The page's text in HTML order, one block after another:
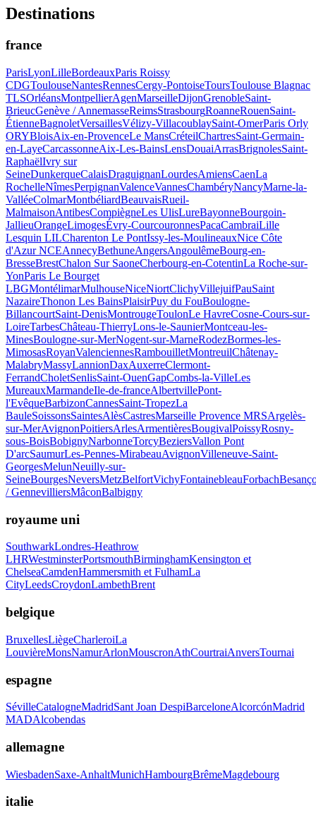
Destinations
france
ParisLyonLilleBordeauxParis Roissy
CDGToulouseNantesRennesCergy-PontoiseToursToulouse Blagnac
TLSOrléansMontpellierAgenMarseilleDijonGrenobleSaint-
BrieucGenève / AnnemasseReimsStrasbourgRoanneRouenSaint-
ÉtienneBagnoletVersaillesVélizy-VillacoublaySaint-OmerParis Orly
ORYBloisAix-en-ProvenceLe MansCréteilChartresSaint-Germain-
en-LayeCarcassonneAix-Les-BainsLensDouaiArrasBrignolesSaint-
RaphaëlIvry sur
SeineDunkerqueCalaisDraguignanLourdesAmiensCaenLa
RochelleNîmesPerpignanValenceVannesChambéryNancyMarne-la-
ValléeColmarMontbéliardBeauvaisRueil-
MalmaisonAntibesCompiègneLes UlisLureBayonneBourgoin-
JallieuOrangeLimogesÉvry-CourcouronnesPacaCambraiLille
Lesquin LILCharenton Le PontIssy-les-MoulineauxNice Côte
d'Azur NCEAnnecyBethuneAngersAngoulêmeBourg-en-
BresseBrestChalon Sur SaoneCherbourg-en-CotentinLa Roche-sur-
YonParis Le Bourget
LBGMontélimarMulhouseNiceNiortClichyVillejuifPauSaint
NazaireThonon Les BainsPlaisirPuy du FouBoulogne-
BillancourtSaint-DenisMontrougeToulonLe HavreCosne-Cours-sur-
LoireTarbesChâteau-ThierryLons-le-SaunierMontceau-les-
MinesBoulogne-sur-MerNogent-sur-MarneRodezBormes-les-
MimosasRoyanValenciennesRambouilletMontreuilChâtenay-
MalabryMassyLannionDaxAuxerreClermont-
FerrandCholetSenlisSaint-OuenGapCombs-la-VilleLes
MureauxMarmandeIle-de-franceAlbertvillePont-
l'EvêqueBarbizonCannesSaint-TropezLa
BauleSoissonsSaintesAlèsCastresMarseille Provence MRSArgelès-
sur-MerAvignonPoitiersArlesArmentièresBougivalPoissyRosny-
sous-BoisBobignyNarbonneTorcyBeziersVallon Pont
D'arcSaumurLes-Pennes-MirabeauAvignonVilleneuve-Saint-
GeorgesMelunNeuilly-sur-
SeineBourgesNeversMetzBelfortVichyFontainebleauForbach
/ GennevilliersMâconBalbigny
royaume uni
SouthwarkLondres-Heathrow
LHRWestminsterPortsmouthBirminghamKensington et
ChelseaCamdenHammersmith et FulhamLa
CityLeedsCroydonLambethBrent
belgique
BruxellesLiègeCharleroiLa
LouvièreMonsNamurArlonMouscronAthCourtraiAnversTournai
espagne
SévilleCatalogneMadridSant Joan DespiBarceloneAlcorcónMadrid
MADAlcobendas
allemagne
WiesbadenSaxe-AnhaltMunichHambourgBrêmeMagdebourg
italie